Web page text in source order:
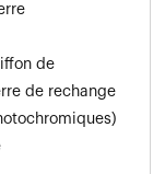
de
de rechange